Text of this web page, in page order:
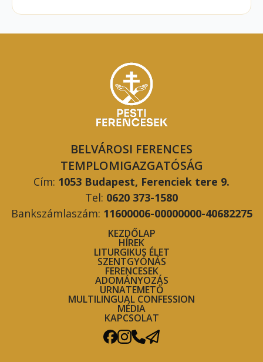
BELVÁROSI FERENCES
TEMPLOMIGAZGATÓSÁG
Cím: 1053 Budapest, Ferenciek tere 9.
Tel: 0620 373-1580
Bankszámlaszám: 11600006-00000000-40682275
KEZDŐLAP
HÍREK
LITURGIKUS ÉLET
SZENTGYÓNÁS
FERENCESEK
ADOMÁNYOZÁS
URNATEMETŐ
MULTILINGUAL CONFESSION
MÉDIA
KAPCSOLAT